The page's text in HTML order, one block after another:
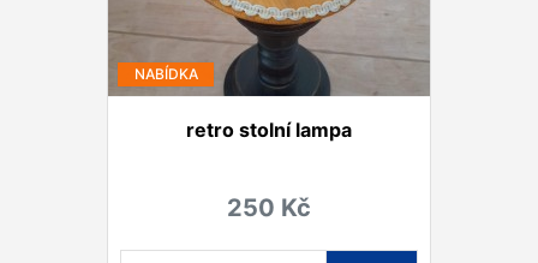
NABÍDKA
retro stolní lampa
250 Kč